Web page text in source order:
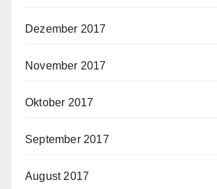
Dezember 2017
November 2017
Oktober 2017
September 2017
August 2017